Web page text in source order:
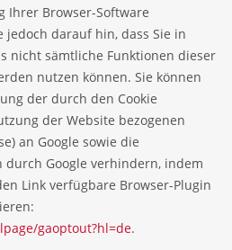
Ihrer Browser-Software
darauf hin, dass Sie in
nicht sämtliche Funktionen dieser
nutzen können. Sie können
der durch den Cookie
der Website bezogenen
an Google sowie die
Google verhindern, indem
Link verfügbare Browser-Plugin
gaoptout?hl=de.